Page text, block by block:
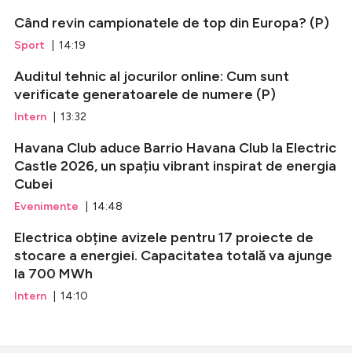
Când revin campionatele de top din Europa? (P)
Sport | 14:19
Auditul tehnic al jocurilor online: Cum sunt
verificate generatoarele de numere (P)
Intern | 13:32
Havana Club aduce Barrio Havana Club la Electric
Castle 2026, un spațiu vibrant inspirat de energia
Cubei
Evenimente | 14:48
Electrica obține avizele pentru 17 proiecte de
stocare a energiei. Capacitatea totală va ajunge
la 700 MWh
Intern | 14:10